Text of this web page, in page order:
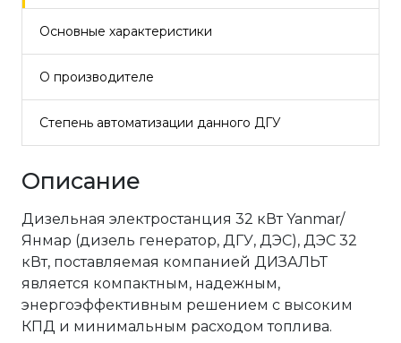
Основные характеристики
О производителе
Степень автоматизации данного ДГУ
Описание
Дизельная электростанция 32 кВт Yanmar/
Янмар (дизель генератор, ДГУ, ДЭС), ДЭС 32
кВт, поставляемая компанией ДИЗАЛЬТ
является компактным, надежным,
энергоэффективным решением с высоким
КПД и минимальным расходом топлива.